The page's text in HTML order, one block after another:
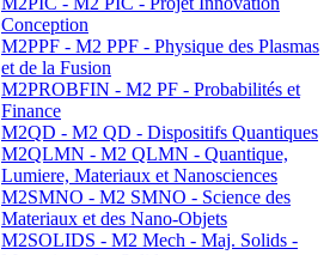
Conception
M2PPF - M2 PPF - Physique des Plasmas
et de la Fusion
M2PROBFIN - M2 PF - Probabilités et
Finance
M2QD - M2 QD - Dispositifs Quantiques
M2QLMN - M2 QLMN - Quantique,
Lumiere, Materiaux et Nanosciences
M2SMNO - M2 SMNO - Science des
Materiaux et des Nano-Objets
M2SOLIDS - M2 Mech - Maj. Solids -